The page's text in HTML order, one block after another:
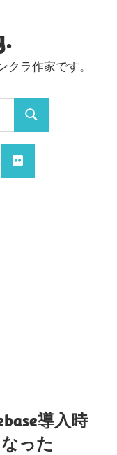
ラ作家です。
検
索
導入時
った